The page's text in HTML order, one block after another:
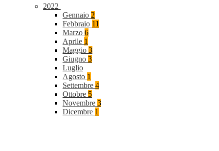
2022
Gennaio 2
Febbraio 11
Marzo 6
Aprile 1
Maggio 3
Giugno 3
Luglio
Agosto 1
Settembre 4
Ottobre 5
Novembre 3
Dicembre 1